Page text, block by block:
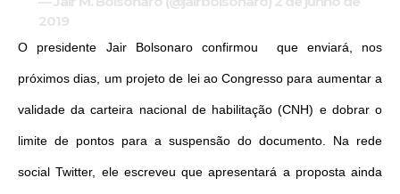
2019
O presidente Jair Bolsonaro confirmou que enviará, nos
próximos dias, um projeto de lei ao Congresso para aumentar a
validade da carteira nacional de habilitação (CNH) e dobrar o
limite de pontos para a suspensão do documento. Na rede
social Twitter, ele escreveu que apresentará a proposta ainda